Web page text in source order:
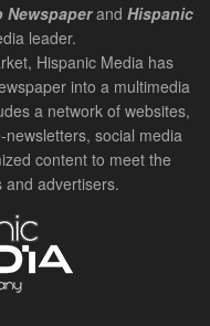
Newspaperand Hispanic
leader.
Hispanic Media has
into a multimedia
a network of websites,
social media
content to meet the
and advertisers.